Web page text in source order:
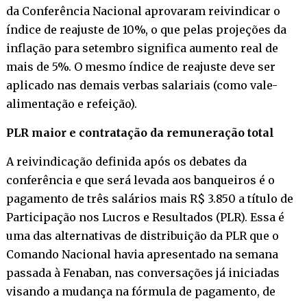
da Conferência Nacional aprovaram reivindicar o
índice de reajuste de 10%, o que pelas projeções da
inflação para setembro significa aumento real de
mais de 5%. O mesmo índice de reajuste deve ser
aplicado nas demais verbas salariais (como vale-
alimentação e refeição).
PLR maior e contratação da remuneração total
A reivindicação definida após os debates da
conferência e que será levada aos banqueiros é o
pagamento de três salários mais R$ 3.850 a título de
Participação nos Lucros e Resultados (PLR). Essa é
uma das alternativas de distribuição da PLR que o
Comando Nacional havia apresentado na semana
passada à Fenaban, nas conversações já iniciadas
visando a mudança na fórmula de pagamento, de